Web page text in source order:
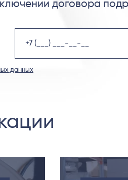
договора
данных